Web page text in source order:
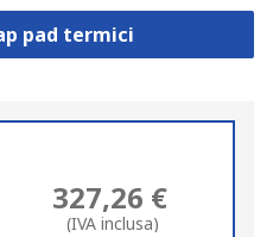
pad termici
327,26 €
(IVA inclusa)